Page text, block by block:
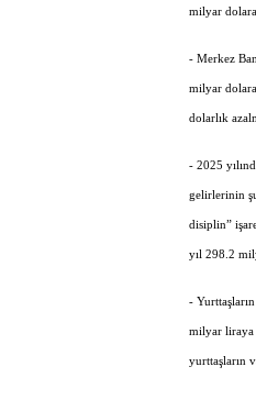
milyar dolara
- Merkez
milyar
dolarlık
- 2025
gelirlerinin
disiplin”
yıl 298.2
-
milyar liraya
yurttaşların